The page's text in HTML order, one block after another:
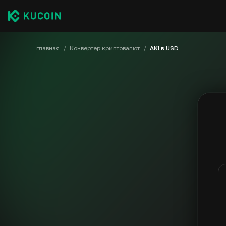
главная / Конвертер криптовалют / AKI в USD